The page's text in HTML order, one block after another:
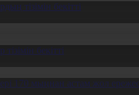
тізімін бекітті
бекітті
170 мыңнан астам жол